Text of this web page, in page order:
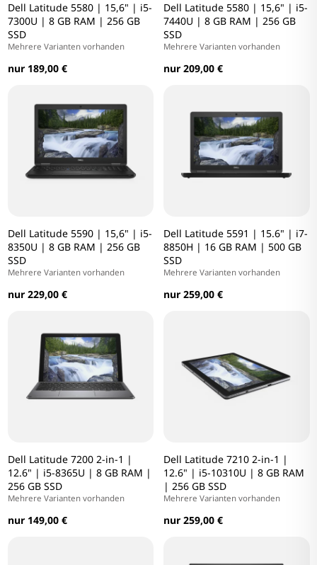
Dell Latitude 5580 | 15,6" | i5-
7300U | 8 GB RAM | 256 GB
SSD
Mehrere Varianten vorhanden
nur 189,00 €
Dell Latitude 5580 | 15,6" | i5-
7440U | 8 GB RAM | 256 GB
SSD
Mehrere Varianten vorhanden
nur 209,00 €
Dell Latitude 5590 | 15,6" | i5-
8350U | 8 GB RAM | 256 GB
SSD
Mehrere Varianten vorhanden
nur 229,00 €
Dell Latitude 5591 | 15.6" | i7-
8850H | 16 GB RAM | 500 GB
SSD
Mehrere Varianten vorhanden
nur 259,00 €
Dell Latitude 7200 2-in-1 |
12.6" | i5-8365U | 8 GB RAM |
256 GB SSD
Mehrere Varianten vorhanden
nur 149,00 €
Dell Latitude 7210 2-in-1 |
12.6" | i5-10310U | 8 GB RAM
| 256 GB SSD
Mehrere Varianten vorhanden
nur 259,00 €